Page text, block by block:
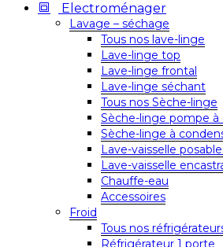
Electroménager
Lavage – séchage
Tous nos lave-linge
Lave-linge top
Lave-linge frontal
Lave-linge séchant
Tous nos Sèche-linge
Sèche-linge pompe à
Sèche-linge à
Lave-vaisselle
Lave-vaisselle
Chauffe-eau
Accessoires
Froid
Tous nos
Réfrigérateur 1 porte